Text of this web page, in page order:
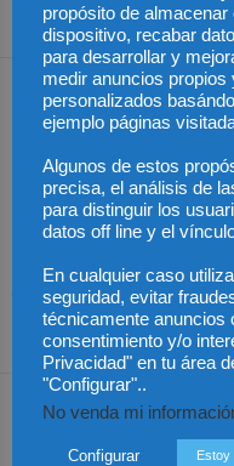
dejan de subir
Artículos
Colombia – Proteger la
vida desde la
fecundación
la
un
Dejar una respuesta
propósito de
dispositivo, recabar
para desarrollar y
medir anuncios
personalizados
ejemplo páginas
Algunos de estos
precisa, el análisis de
para distinguir los
datos off line y el
En cualquier caso
seguridad, evitar
técnicamente anuncios
consentimiento y/o
Privacidad" en tu área
"Configurar"..
No venda mi
Configurar Estoy